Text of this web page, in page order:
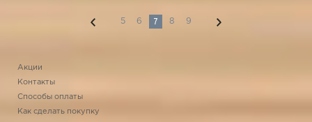
5 6 7 8 9
Акции
Контакты
Способы оплаты
Как сделать покупку